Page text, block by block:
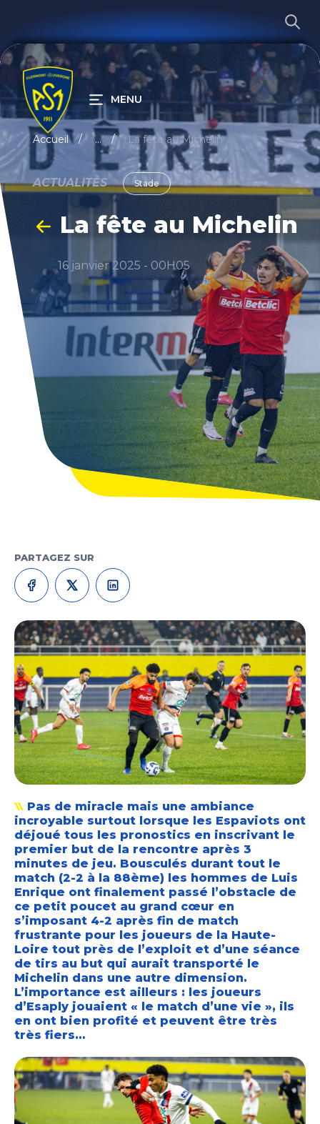
RECHERCHER
MENU
Accueil ... La fête au Michelin
ACTUALITÉS Stade
La fête au Michelin
16 janvier 2025 - 00H05
PARTAGEZ SUR
Pas de miracle mais une ambiance
incroyable surtout lorsque les Espaviots ont
déjoué tous les pronostics en inscrivant le
premier but de la rencontre après 3
minutes de jeu. Bousculés durant tout le
match (2-2 à la 88ème) les hommes de Luis
Enrique ont finalement passé l’obstacle de
ce petit poucet au grand cœur en
s’imposant 4-2 après fin de match
frustrante pour les joueurs de la Haute-
Loire tout près de l’exploit et d’une séance
de tirs au but qui aurait transporté le
Michelin dans une autre dimension.
L’importance est ailleurs : les joueurs
d’Esaply jouaient « le match d’une vie », ils
en ont bien profité et peuvent être très
très fiers…